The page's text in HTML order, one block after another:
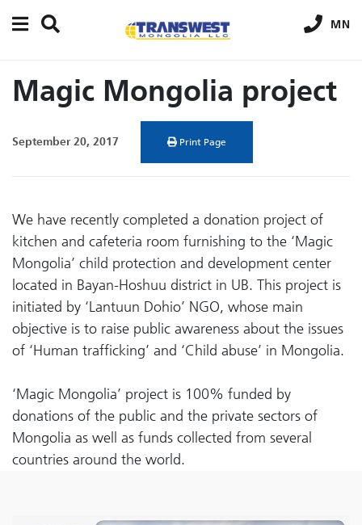
MN
Magic Mongolia project
September 20, 2017 Print Page
We have recently completed a donation project of
kitchen and cafeteria room furnishing to the ‘Magic
Mongolia’ child protection and development center
located in Bayan-Hoshuu district in UB. This project is
initiated by ‘Lantuun Dohio’ NGO, whose main
objective is to raise public awareness about the issues
of ‘Human trafficking’ and ‘Child abuse’ in Mongolia.
‘Magic Mongolia’ project is 100% funded by
donations of the public and the private sectors of
Mongolia as well as funds collected from several
countries around the world.